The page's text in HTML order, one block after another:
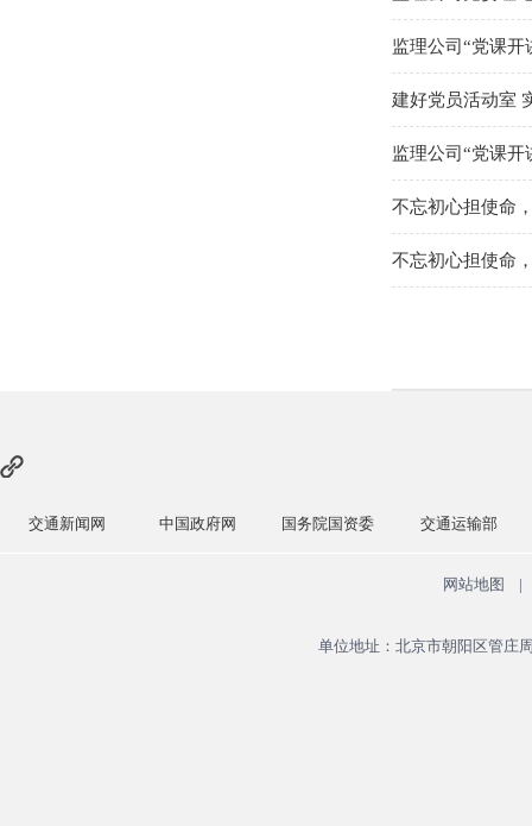
监理公司“党课开
建好党员活动室
监理公司“党课开
不忘初心担使命
不忘初心担使命
交通新闻网 中国政府网 国务院国资委 交通运输部
网站地图 |
单位地址：北京市朝阳区管庄